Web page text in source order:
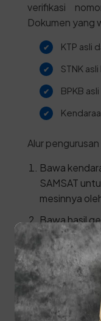
verifikasi
Dokumen yang
KTP asli
STNK
BPKB
Alur
Bawa
SAMSAT
mesinnya
Bawa hasil
Loket Cek
Ambil dan isi
Daftarkan
Utama